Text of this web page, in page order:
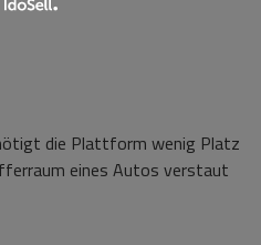
die Plattform wenig Platz
eines Autos verstaut